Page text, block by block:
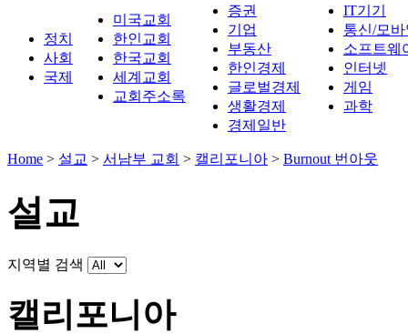
정치
사회
국제
미국교회
한인교회
한국교회
세계교회
교회주소록
증권
기업
부동산
한인경제
글로벌경제
생활경제
경제일반
IT기기
통신/모
소프트웨
인터넷
게임
과학
Home > 설교 > 서남부 교회 > 캘리포니아 > Burnout 번아웃
설교
지역별 검색
캘리포니아